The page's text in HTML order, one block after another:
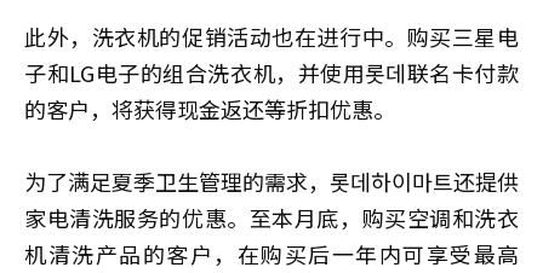
此外，洗衣机的促销活动也在进行中。购买三星电
子和LG电子的组合洗衣机，并使用롯데联名卡付款
的客户，将获得现金返还等折扣优惠。
为了满足夏季卫生管理的需求，롯데하이마트还提供
家电清洗服务的优惠。至本月底，购买空调和洗衣
机清洗产品的客户，在购买后一年内可享受最高